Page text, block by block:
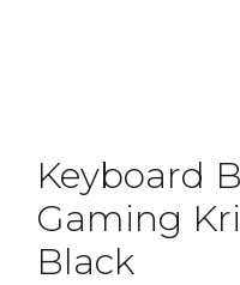
Keyboard
Gaming
Black